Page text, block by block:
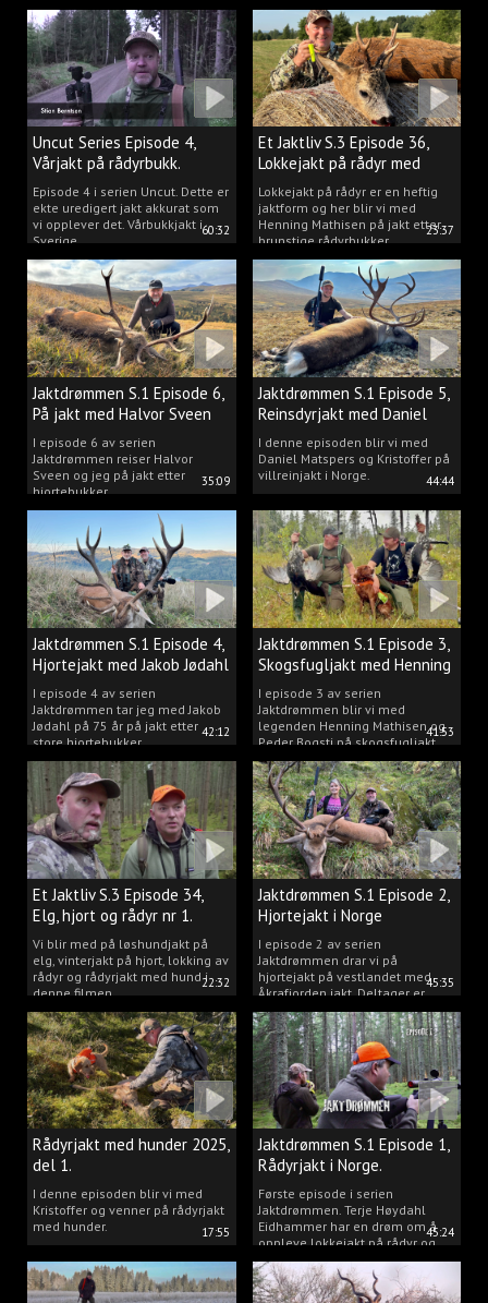
60:32
Uncut Series Episode 4,
Vårjakt på rådyrbukk.
Episode 4 i serien Uncut. Dette er
ekte uredigert jakt akkurat som
vi opplever det. Vårbukkjakt i
Sverige.
23:37
Et Jaktliv S.3 Episode 36,
Lokkejakt på rådyr med
Henning Mathisen
Lokkejakt på rådyr er en heftig
jaktform og her blir vi med
Henning Mathisen på jakt etter
brunstige rådyrbukker.
35:09
Jaktdrømmen S.1 Episode 6,
På jakt med Halvor Sveen
I episode 6 av serien
Jaktdrømmen reiser Halvor
Sveen og jeg på jakt etter
hjortebukker.
44:44
Jaktdrømmen S.1 Episode 5,
Reinsdyrjakt med Daniel
Matspers.
I denne episoden blir vi med
Daniel Matspers og Kristoffer på
villreinjakt i Norge.
42:12
Jaktdrømmen S.1 Episode 4,
Hjortejakt med Jakob Jødahl
I episode 4 av serien
Jaktdrømmen tar jeg med Jakob
Jødahl på 75 år på jakt etter
store hjortebukker.
41:53
Jaktdrømmen S.1 Episode 3,
Skogsfugljakt med Henning
og Peder
I episode 3 av serien
Jaktdrømmen blir vi med
legenden Henning Mathisen og
Peder Bogsti på skogsfugljakt.
22:32
Et Jaktliv S.3 Episode 34,
Elg, hjort og rådyr nr 1.
2025
Vi blir med på løshundjakt på
elg, vinterjakt på hjort, lokking av
rådyr og rådyrjakt med hund i
denne filmen.
45:35
Jaktdrømmen S.1 Episode 2,
Hjortejakt i Norge
I episode 2 av serien
Jaktdrømmen drar vi på
hjortejakt på vestlandet med
Åkrafjorden jakt. Deltager er
Michelle Sofi Thomassen.
17:55
Rådyrjakt med hunder 2025,
del 1.
I denne episoden blir vi med
Kristoffer og venner på rådyrjakt
med hunder.
45:24
Jaktdrømmen S.1 Episode 1,
Rådyrjakt i Norge.
Første episode i serien
Jaktdrømmen. Terje Høydahl
Eidhammer har en drøm om å
oppleve lokkejakt på rådyr og
målet vårt er å gjøre den
drømmen til virkelighet.